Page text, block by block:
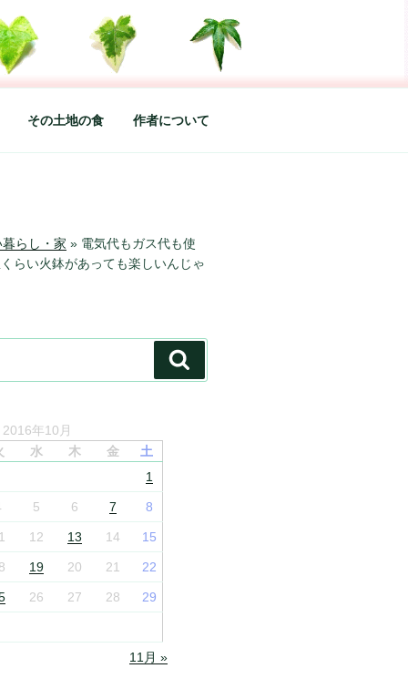
た松本あづさのDIARYです
その土地の食 作者について
らし・家 »電気代もガス代も使
らい火鉢があっても楽しいんじゃ
索
2016年10月
水 木 金
土
1
5 6 7 8
12 13 14 15
19 20 21 22
26 27 28 29
11月 »